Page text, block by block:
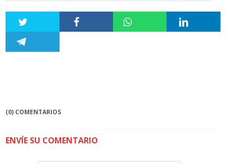
(0) COMENTARIOS
ENVÍE SU COMENTARIO